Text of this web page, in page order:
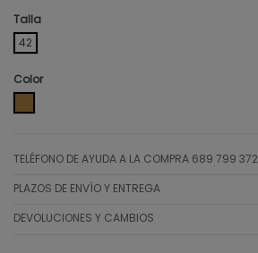
Talla
42
Color
TELÉFONO DE AYUDA A LA COMPRA 689 799 372
PLAZOS DE ENVÍO Y ENTREGA
DEVOLUCIONES Y CAMBIOS